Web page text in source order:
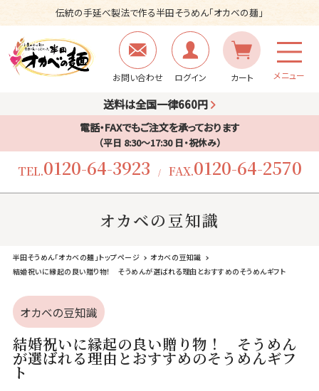
伝統の手延べ製法で作る半田そうめん「オカベの麺」
お問い合わせ ログイン カート メニュー
送料は全国一律660円
電話・FAXでもご注文を承っております
（平日 8:30〜17:30 日・祝休み）
TEL.0120-64-3923 / FAX.0120-64-2570
オカベの豆知識
半田そうめん「オカベの麺」トップページ
オカベの豆知識
結婚祝いに縁起の良い贈り物！ そうめんが選ばれる理由とおすすめのそうめんギフト
オカベの豆知識
結婚祝いに縁起の良い贈り物！ そうめん
が選ばれる理由とおすすめのそうめんギフ
ト